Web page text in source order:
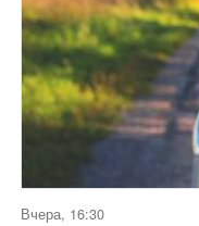
Вчера, 16:30